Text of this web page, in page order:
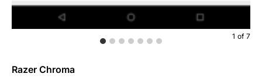
1 of 7
Razer Chroma